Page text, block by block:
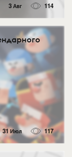
3 Авг 114
31 Июл 117